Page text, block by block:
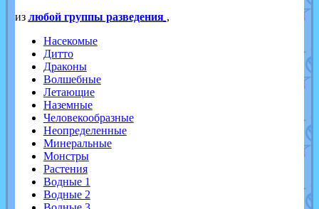
из любой группы разведения ,
Насекомые
Дитто
Драконы
Волшебные
Летающие
Наземные
Человекообразные
Неопределенные
Минеральные
Монстры
Растения
Водные 1
Водные 2